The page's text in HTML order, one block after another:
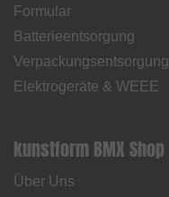
Formular
Batterieentsorgung
Verpackungsentsorgung
Elektrogeräte & WEEE
kunstform BMX Shop
Über Uns